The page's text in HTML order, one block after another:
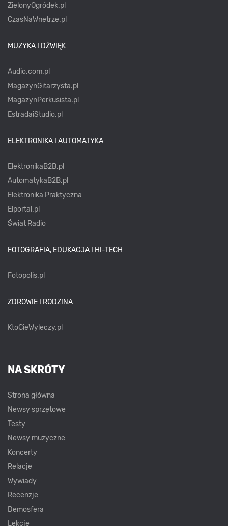
ZielonyOgródek.pl
CzasNaWnetrze.pl
MUZYKA I DŹWIĘK
Audio.com.pl
MagazynGitarzysta.pl
MagazynPerkusista.pl
EstradaiStudio.pl
ELEKTRONIKA I AUTOMATYKA
ElektronikaB2B.pl
AutomatykaB2B.pl
Elektronika Praktyczna
Elportal.pl
Świat Radio
FOTOGRAFIA, EDUKACJA I HI-TECH
Fotopolis.pl
ZDROWIE I RODZINA
KtoCieWyleczy.pl
NA SKRÓTY
Strona główna
Newsy sprzętowe
Testy
Newsy muzyczne
Koncerty
Relacje
Wywiady
Recenzje
Demosfera
Lekcje